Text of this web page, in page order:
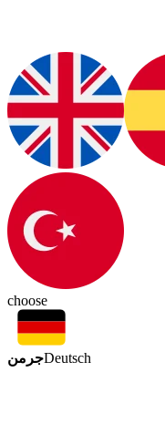
choose
جرمنDeutsch